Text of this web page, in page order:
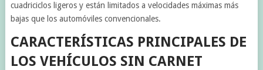
cuadriciclos ligeros y están limitados a velocidades máximas más
bajas que los automóviles convencionales.
CARACTERÍSTICAS PRINCIPALES DE
LOS VEHÍCULOS SIN CARNET